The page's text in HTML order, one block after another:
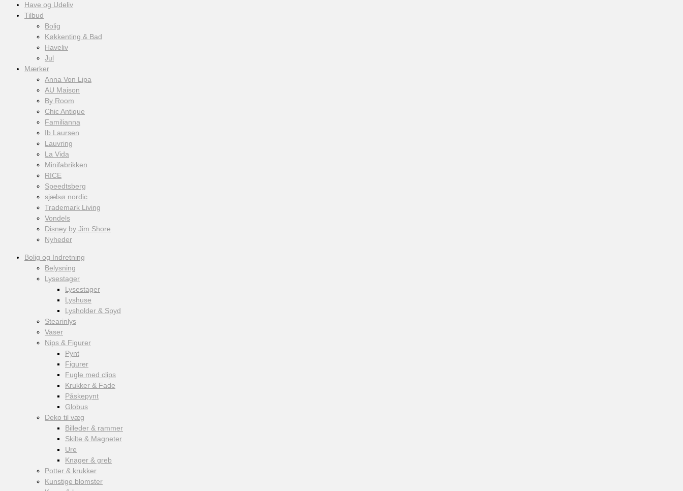
Have og Udeliv
Tilbud
Bolig
Køkkenting & Bad
Haveliv
Jul
Mærker
Anna Von Lipa
AU Maison
By Room
Chic Antique
Familianna
Ib Laursen
Lauvring
La Vida
Minifabrikken
RICE
Speedtsberg
sjælsø nordic
Trademark Living
Vondels
Disney by Jim Shore
Nyheder
Bolig og Indretning
Belysning
Lysestager
Lysestager
Lyshuse
Lysholder & Spyd
Stearinlys
Vaser
Nips & Figurer
Pynt
Figurer
Fugle med clips
Krukker & Fade
Påskepynt
Globus
Deko til væg
Billeder & rammer
Skilte & Magneter
Ure
Knager & greb
Potter & krukker
Kunstige blomster